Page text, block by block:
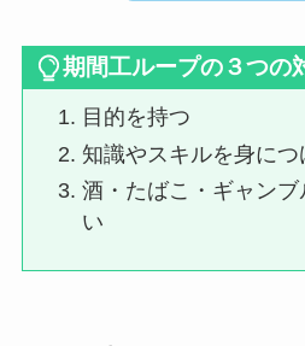
期間工ループの３つの
目的を持つ
知識やスキルを身につ
酒・たばこ・ギャン
い